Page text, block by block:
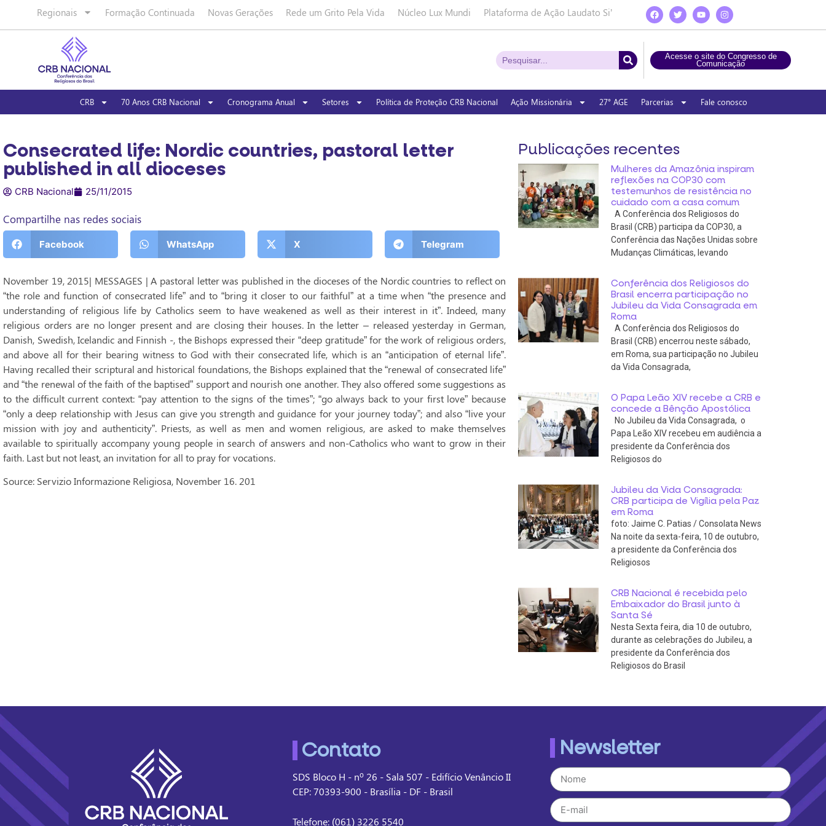
Regionais Formação Continuada Novas Gerações Rede um Grito Pela Vida Núcleo Lux Mundi Plataforma de Ação Laudato Si’
Acesse o site do Congresso de
Comunicação
CRB 70 Anos CRB Nacional Cronograma Anual Setores Política de Proteção CRB Nacional Ação Missionária 27° AGE Parcerias Fale conosco
Consecrated life: Nordic countries, pastoral letter
published in all dioceses
CRB Nacional 25/11/2015
Compartilhe nas redes sociais
Facebook WhatsApp X Telegram
November 19, 2015| MESSAGES | A pastoral letter was published in the dioceses of the Nordic countries to reflect on
“the role and function of consecrated life” and to “bring it closer to our faithful” at a time when “the presence and
understanding of religious life by Catholics seem to have weakened as well as their interest in it”. Indeed, many
religious orders are no longer present and are closing their houses. In the letter – released yesterday in German,
Danish, Swedish, Icelandic and Finnish -, the Bishops expressed their “deep gratitude” for the work of religious orders,
and above all for their bearing witness to God with their consecrated life, which is an “anticipation of eternal life”.
Having recalled their scriptural and historical foundations, the Bishops explained that the “renewal of consecrated life”
and “the renewal of the faith of the baptised” support and nourish one another. They also offered some suggestions as
to the difficult current context: “pay attention to the signs of the times”; “go always back to your first love” because
“only a deep relationship with Jesus can give you strength and guidance for your journey today”; and also “live your
mission with joy and authenticity”. Priests, as well as men and women religious, are asked to make themselves
available to spiritually accompany young people in search of answers and non-Catholics who want to grow in their
faith. Last but not least, an invitation for all to pray for vocations.
Source: Servizio Informazione Religiosa, November 16. 201
Publicações recentes
Mulheres da Amazônia inspiram
reflexões na COP30 com
testemunhos de resistência no
cuidado com a casa comum
A Conferência dos Religiosos do
Brasil (CRB) participa da COP30, a
Conferência das Nações Unidas sobre
Mudanças Climáticas, levando
Conferência dos Religiosos do
Brasil encerra participação no
Jubileu da Vida Consagrada em
Roma
A Conferência dos Religiosos do
Brasil (CRB) encerrou neste sábado,
em Roma, sua participação no Jubileu
da Vida Consagrada,
O Papa Leão XIV recebe a CRB e
concede a Bênção Apostólica
No Jubileu da Vida Consagrada, o
Papa Leão XIV recebeu em audiência a
presidente da Conferência dos
Religiosos do
Jubileu da Vida Consagrada:
CRB participa de Vigília pela Paz
em Roma
foto: Jaime C. Patias / Consolata News
Na noite da sexta-feira, 10 de outubro,
a presidente da Conferência dos
Religiosos
CRB Nacional é recebida pelo
Embaixador do Brasil junto à
Santa Sé
Nesta Sexta feira, dia 10 de outubro,
durante as celebrações do Jubileu, a
presidente da Conferência dos
Religiosos do Brasil
Contato
SDS Bloco H - nº 26 - Sala 507 - Edifício Venâncio II
CEP: 70393-900 - Brasília - DF - Brasil
Telefone: (061) 3226 5540
Newsletter